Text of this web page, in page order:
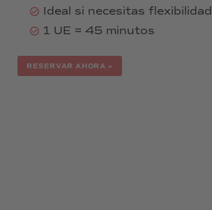
Ideal si necesitas flexibilidad
1 UE = 45 minutos
RESERVAR AHORA »